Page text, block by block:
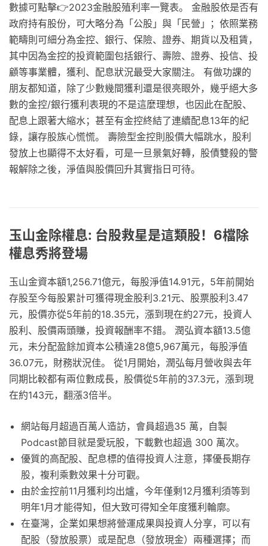
數據可點擊👉2023金融股殖利率一覽表。 金融股依是否有
政府持有股份，可大略分為「公股」與「民營」；依照業務
範疇則可細分為金控、銀行、保險、證券、期貨以及租賃，
其中因為金控的投資範圍包括銀行、壽險、證券、投信、投
顧等事業體，獲利、配息狀況最受大家關注。 有做功課的
朋友都知道，除了少數幾間獲利還是很亮眼外，幾乎絕大多
數的金控/銀行獲利表現的不是這麼理想，也因此在配股、
配息上跟著大縮水；甚至有金控終結了連續配息13年的紀
錄，讓存股族心慌慌。 壽險型金控則股價大幅跳水，股利
發放上也顯得不太好看，可是一旦景氣好轉，股債雙殺的警
報解除之後，淨值與股價回升其實指日可待。
玉山金除權息: 台股救星是這類股！6檔除
權息秀將登場
玉山金資本額1,256.71億元，每股淨值14.91元，5年前開始
存股至今每股累計可獲得現金股利3.21元、股票股利3.47
元，股價亦從5年前的18.35元，漲到現在約27元，投資人
股利、股價兩頭賺，投資報酬率不錯。 潤弘資本額13.5億
元，未分配盈餘加資本公積達28億5,967萬元，每股淨值
36.07元，財務狀況佳。 從1月開始，潤弘每月營收與去年
同期比較都有兩位數成長，股價從5年前的37.3元，漲到現
在約143元，翻漲3倍半。
網站每月超過百萬人造訪，會員超過35 萬，自製
Podcast節目就是愛玩股，下載數也超過 300 萬次。
優質的高配股、配息標的值得投資人注意，擇優長期存
股，複利乘數效果十分可觀。
由於金控前11月獲利均出爐，今年僅剩12月獲利須等到
明年1月才能得知，但大致可得知全年度獲利輪廓。
在臺灣，企業如果想將營運成果與投資人分享，可以有
配股（發放股票）或是配息（發放現金）兩種選擇；而